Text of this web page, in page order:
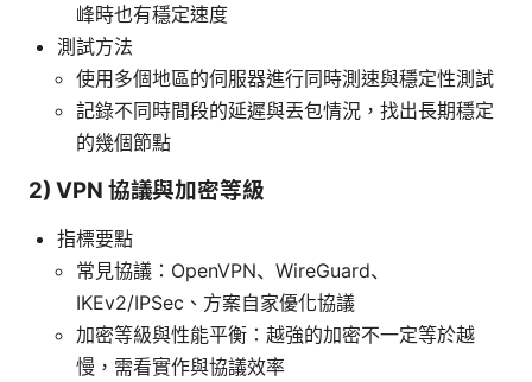
峰時也有穩定速度
測試方法
使用多個地區的伺服器進行同時測速與穩定性測試
記錄不同時間段的延遲與丟包情況，找出長期穩定
的幾個節點
2) VPN 協議與加密等級
指標要點
常見協議：OpenVPN、WireGuard、
IKEv2/IPSec、方案自家優化協議
加密等級與性能平衡：越強的加密不一定等於越
慢，需看實作與協議效率